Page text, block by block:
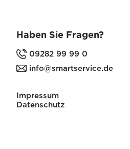
Haben Sie Fragen?
09282 99 99 0
info@smartservice.de
Impressum
Datenschutz